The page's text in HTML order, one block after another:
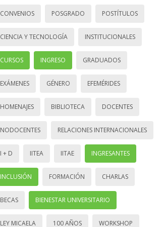
CONVENIOS POSGRADO POSTÍTULOS
CIENCIA Y TECNOLOGÍA INSTITUCIONALES
CURSOS INGRESO GRADUADOS
EXÁMENES GÉNERO EFEMÉRIDES
HOMENAJES BIBLIOTECA DOCENTES
NODOCENTES RELACIONES INTERNACIONALES
I + D IITEA IITAE INGRESANTES
INCLUSIÓN FORMACIÓN CHARLAS
BECAS BIENESTAR UNIVERSITARIO
LEY MICAELA 100 AÑOS WORKSHOP